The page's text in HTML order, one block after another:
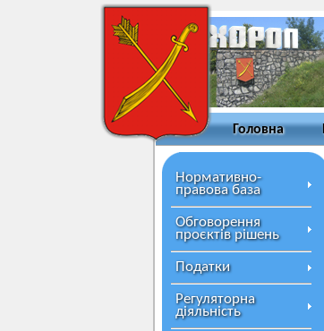
Головна
Нормативно-
правова база
Обговорення
проєктів рішень
Податки
Регуляторна
діяльність